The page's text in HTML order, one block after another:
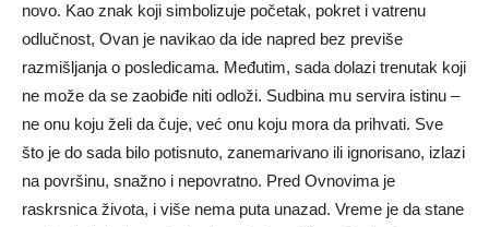
novo. Kao znak koji simbolizuje početak, pokret i vatrenu
odlučnost, Ovan je navikao da ide napred bez previše
razmišljanja o posledicama. Međutim, sada dolazi trenutak koji
ne može da se zaobiđe niti odloži. Sudbina mu servira istinu –
ne onu koju želi da čuje, već onu koju mora da prihvati. Sve
što je do sada bilo potisnuto, zanemarivano ili ignorisano, izlazi
na površinu, snažno i nepovratno. Pred Ovnovima je
raskrsnica života, i više nema puta unazad. Vreme je da stane